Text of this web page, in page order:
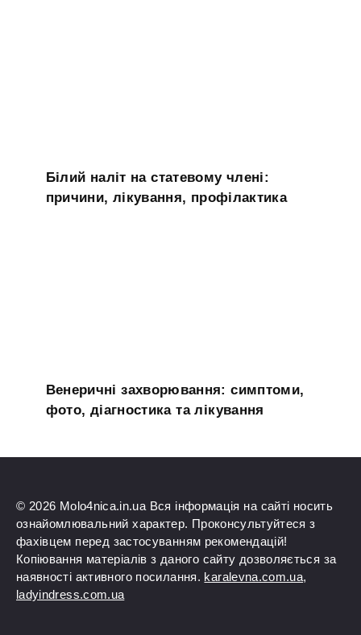
Білий наліт на статевому члені:
причини, лікування, профілактика
Венеричні захворювання: симптоми,
фото, діагностика та лікування
© 2026 Molo4nica.in.ua Вся інформація на сайті носить
ознайомлювальний характер. Проконсультуйтеся з
фахівцем перед застосуванням рекомендацій!
Копіювання матеріалів з даного сайту дозволяється за
наявності активного посилання. karalevna.com.ua,
ladyindress.com.ua